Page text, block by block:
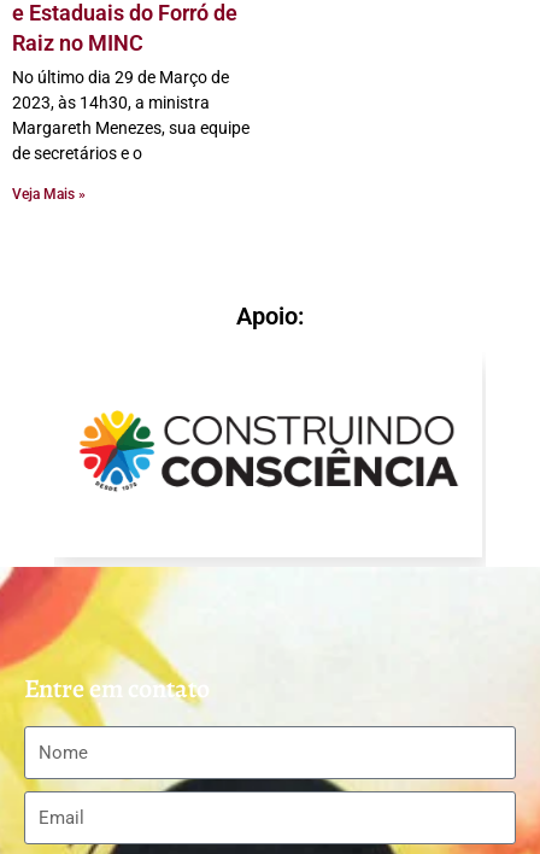
e Estaduais do Forró de
Raiz no MINC
No último dia 29 de Março de
2023, às 14h30, a ministra
Margareth Menezes, sua equipe
de secretários e o
Veja Mais »
Apoio:
Entre em contato